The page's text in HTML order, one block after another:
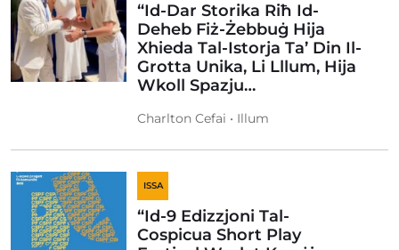
“Id-Dar Storika Riħ Id-
Deheb Fiż-Żebbuġ Hija
Xhieda Tal-Istorja Ta’ Din Il-
Grotta Unika, Li Lllum, Hija
Wkoll Spazju…
Charlton Cefai • Illum
ISSA
“Id-9 Edizzjoni Tal-
Cospicua Short Play